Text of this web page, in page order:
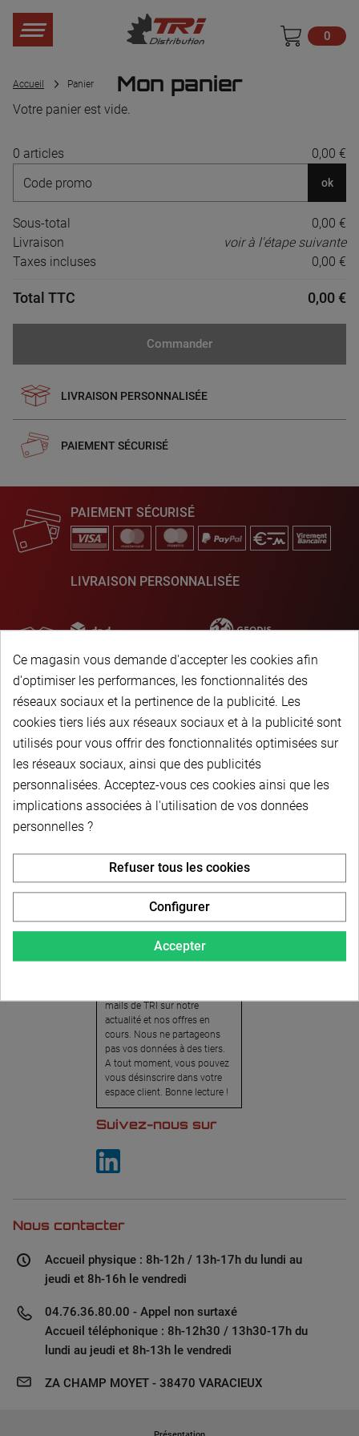
0
Accueil Panier Mon panier
Votre panier est vide.
0 articles 0,00 €
ok
Sous-total
0,00 €
Livraison
voir à l'étape suivante
Taxes incluses
0,00 €
Total TTC 0,00 €
Commander
LIVRAISON PERSONNALISÉE
PAIEMENT SÉCURISÉ
PAIEMENT SÉCURISÉ
LIVRAISON PERSONNALISÉE
Newsletter
Pour recevoir notre
newsletter, nous vous
invitons à créer votre espace
client (cliquez sur « Compte »
en haut à droite de la page) et
cliquer sur « oui » pour vous
mails de TRI sur notre
actualité et nos offres en
cours. Nous ne partageons
pas vos données à des tiers.
A tout moment, vous pouvez
vous désinscrire dans votre
espace client. Bonne lecture !
Suivez-nous sur
Nous contacter
Accueil physique : 8h-12h / 13h-17h du lundi au
jeudi et 8h-16h le vendredi
04.76.36.80.00 - Appel non surtaxé
Accueil téléphonique : 8h-12h30 / 13h30-17h du
lundi au jeudi et 8h-13h le vendredi
ZA CHAMP MOYET - 38470 VARACIEUX
Ce magasin vous demande d'accepter les cookies afin
d'optimiser les performances, les fonctionnalités des
réseaux sociaux et la pertinence de la publicité. Les
cookies tiers liés aux réseaux sociaux et à la publicité sont
utilisés pour vous offrir des fonctionnalités optimisées sur
les réseaux sociaux, ainsi que des publicités
personnalisées. Acceptez-vous ces cookies ainsi que les
implications associées à l'utilisation de vos données
personnelles ?
Accepter
Refuser tous les cookies
Configurer